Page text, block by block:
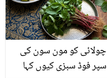
چولائی کو مون سون کی
سپر فوڈ سبزی کیوں کہا